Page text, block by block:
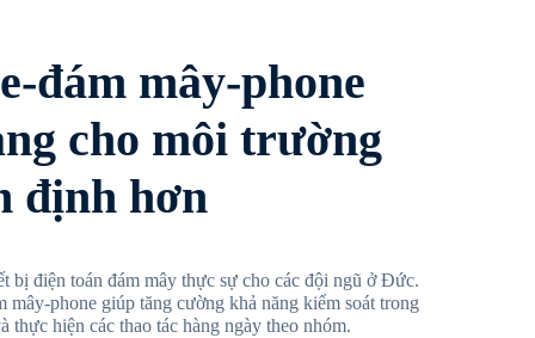
đám mây-phone
cho môi trường
định hơn
bị điện toán đám mây thực sự cho các đội ngũ ở Đức.
mây-phone giúp tăng cường khả năng kiểm soát trong
thực hiện các thao tác hàng ngày theo nhóm.